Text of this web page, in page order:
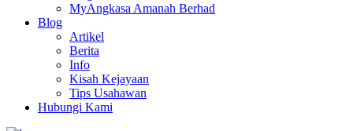
MyAngkasa Amanah Berhad
Blog
Artikel
Berita
Info
Kisah Kejayaan
Tips Usahawan
Hubungi Kami